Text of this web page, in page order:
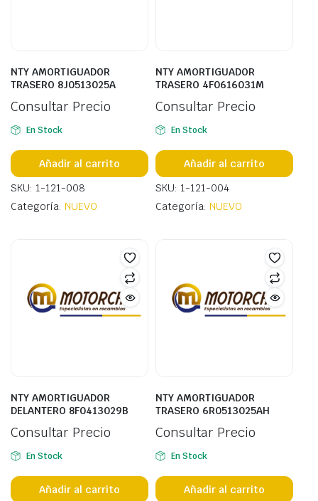
NTY AMORTIGUADOR
TRASERO 8J0513025A
Consultar Precio
En Stock
Añadir al carrito
SKU: 1-121-008
Categoría: NUEVO
NTY AMORTIGUADOR
TRASERO 4F0616031M
Consultar Precio
En Stock
Añadir al carrito
SKU: 1-121-004
Categoría: NUEVO
NTY AMORTIGUADOR
DELANTERO 8F0413029B
Consultar Precio
En Stock
Añadir al carrito
NTY AMORTIGUADOR
TRASERO 6R0513025AH
Consultar Precio
En Stock
Añadir al carrito